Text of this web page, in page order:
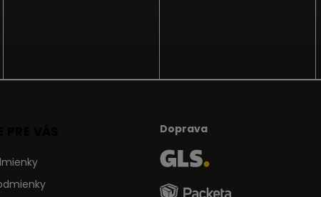
Doprava